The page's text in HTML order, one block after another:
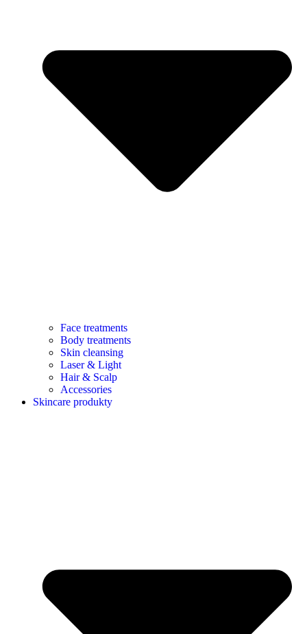
Face treatments
Body treatments
Skin cleansing
Laser & Light
Hair & Scalp
Accessories
Skincare produkty